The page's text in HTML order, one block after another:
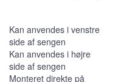
Kan anvendes i venstre
side af sengen
Kan anvendes i højre
side af sengen
Monteret direkte på